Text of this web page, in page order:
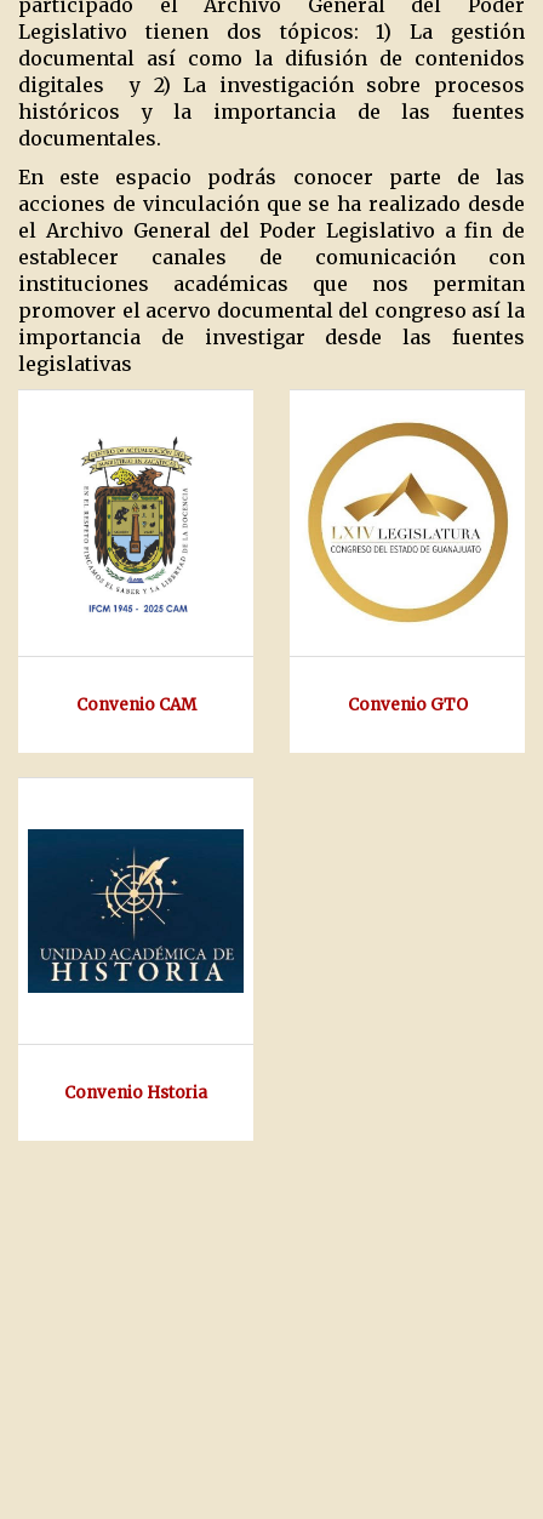
participado el Archivo General del Poder
Legislativo tienen dos tópicos: 1) La gestión
documental así como la difusión de contenidos
digitales
y 2) La investigación sobre procesos
históricos y la importancia de las fuentes
documentales.
En este espacio podrás conocer parte de las
acciones de vinculación que se ha realizado desde
el Archivo General del Poder Legislativo a fin de
establecer canales de comunicación con
instituciones académicas que nos permitan
promover el acervo documental del congreso así la
importancia de investigar desde las fuentes
legislativas
Convenio CAM Convenio GTO
Convenio Hstoria